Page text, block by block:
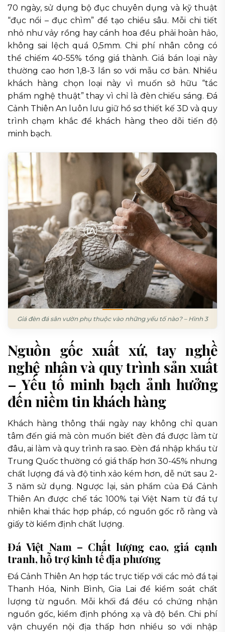
70 ngày, sử dụng bộ đục chuyên dụng và kỹ thuật
“đục nổi – đục chìm” để tạo chiều sâu. Mỗi chi tiết
nhỏ như vảy rồng hay cánh hoa đều phải hoàn hảo,
không sai lệch quá 0,5mm. Chi phí nhân công có
thể chiếm 40-55% tổng giá thành. Giá bán loại này
thường cao hơn 1,8-3 lần so với mẫu cơ bản. Nhiều
khách hàng chọn loại này vì muốn sở hữu “tác
phẩm nghệ thuật” thay vì chỉ là đèn chiếu sáng. Đá
Cảnh Thiên An luôn lưu giữ hồ sơ thiết kế 3D và quy
trình chạm khắc để khách hàng theo dõi tiến độ
minh bạch.
Giá đèn đá sân vườn phụ thuộc vào những yếu tố nào? – Hình 3
Nguồn gốc xuất xứ, tay nghề
nghệ nhân và quy trình sản xuất
– Yếu tố minh bạch ảnh hưởng
đến niềm tin khách hàng
Khách hàng thông thái ngày nay không chỉ quan
tâm đến giá mà còn muốn biết đèn đá được làm từ
đâu, ai làm và quy trình ra sao. Đèn đá nhập khẩu từ
Trung Quốc thường có giá thấp hơn 30-45% nhưng
chất lượng đá và độ tinh xảo kém hơn, dễ nứt sau 2-
3 năm sử dụng. Ngược lại, sản phẩm của Đá Cảnh
Thiên An được chế tác 100% tại Việt Nam từ đá tự
nhiên khai thác hợp pháp, có nguồn gốc rõ ràng và
giấy tờ kiểm định chất lượng.
Đá Việt Nam – Chất lượng cao, giá cạnh
tranh, hỗ trợ kinh tế địa phương
Đá Cảnh Thiên An hợp tác trực tiếp với các mỏ đá tại
Thanh Hóa, Ninh Bình, Gia Lai để kiểm soát chất
lượng từ nguồn. Mỗi khối đá đều có chứng nhận
nguồn gốc, kiểm định phóng xạ và độ bền. Chi phí
vận chuyển nội địa thấp hơn nhiều so với nhập